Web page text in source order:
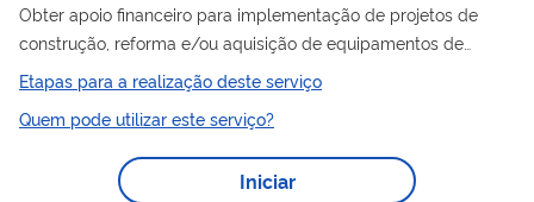
Obter apoio financeiro para implementação de projetos de
construção, reforma e/ou aquisição de equipamentos de
laboratórios públicos de qualidade da água para
capacidade técnica para a realização do efetivo
monitoramento da qualidade da água produzida e distribuída,
seguindo as exigências da portaria de potabilidade da água
Etapas para a realização deste serviço
Quem pode utilizar este serviço?
Iniciar